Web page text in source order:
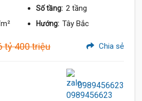
Số tầng: 2 tầng
Hướng: Tây Bắc
tỷ 400 triệu Chia sẻ
0989456623